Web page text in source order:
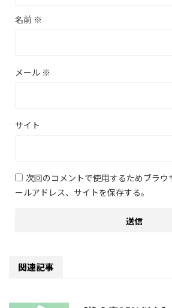
名前 ※
メール ※
サイト
次回のコメントで使用するためブラウ
ールアドレス、サイトを保存する。
関連記事